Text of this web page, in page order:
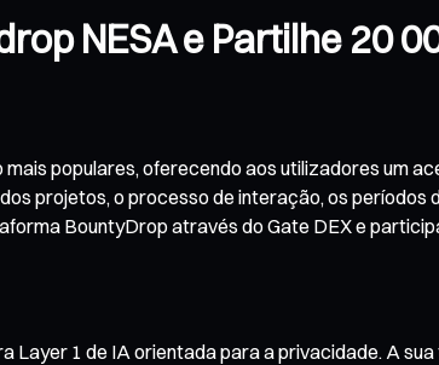
NESA e Partilhe 20
populares, oferecendo aos utilizadores um
projetos, o processo de interação, os
BountyDrop através do Gate DEX e
1 de IA orientada para a privacidade. A